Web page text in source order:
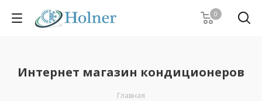
0
Интернет магазин кондиционеров
Главная